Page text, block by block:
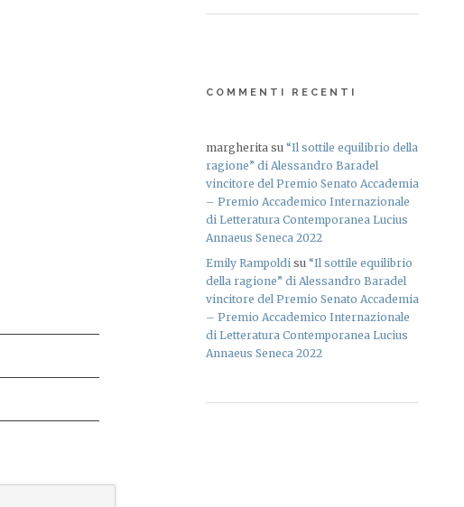
COMMENTI RECENTI
margherita su “Il sottile equilibrio della
ragione” di Alessandro Baradel
vincitore del Premio Senato Accademia
– Premio Accademico Internazionale
di Letteratura Contemporanea Lucius
Annaeus Seneca 2022
Emily Rampoldi su “Il sottile equilibrio
della ragione” di Alessandro Baradel
vincitore del Premio Senato Accademia
– Premio Accademico Internazionale
di Letteratura Contemporanea Lucius
Annaeus Seneca 2022